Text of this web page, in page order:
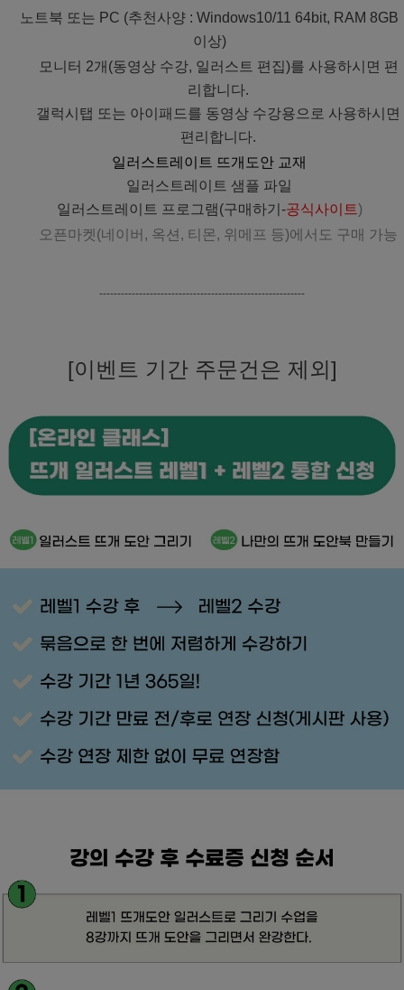
노트북 또는 PC (추천사양 : Windows10/11 64bit, RAM 8GB
이상)
모니터 2개(동영상 수강, 일러스트 편집)를 사용하시면 편
리합니다.
갤럭시탭 또는 아이패드를 동영상 수강용으로 사용하시면
편리합니다.
일러스트레이트 뜨개도안 교재
일러스트레이트 샘플 파일
일러스트레이트 프로그램(구매하기-공식사이트)
오픈마켓(네이버, 옥션, 티몬, 위메프 등)에서도 구매 가능
---------------------------------------------------------
[이벤트 기간 주문건은 제외]